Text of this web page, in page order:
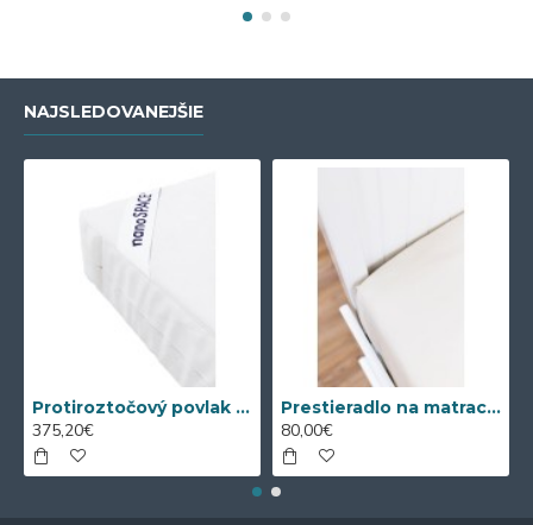
NAJSLEDOVANEJŠIE
Protiroztočový povlak nanoSPACE na matrac sa ZIPSOM
375,20€
Prestieradlo na matrac Nanobavlna® s gumou
80,00€